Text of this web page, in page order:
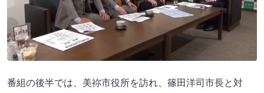
番組の後半では、美祢市役所を訪れ、篠田洋司市長と対